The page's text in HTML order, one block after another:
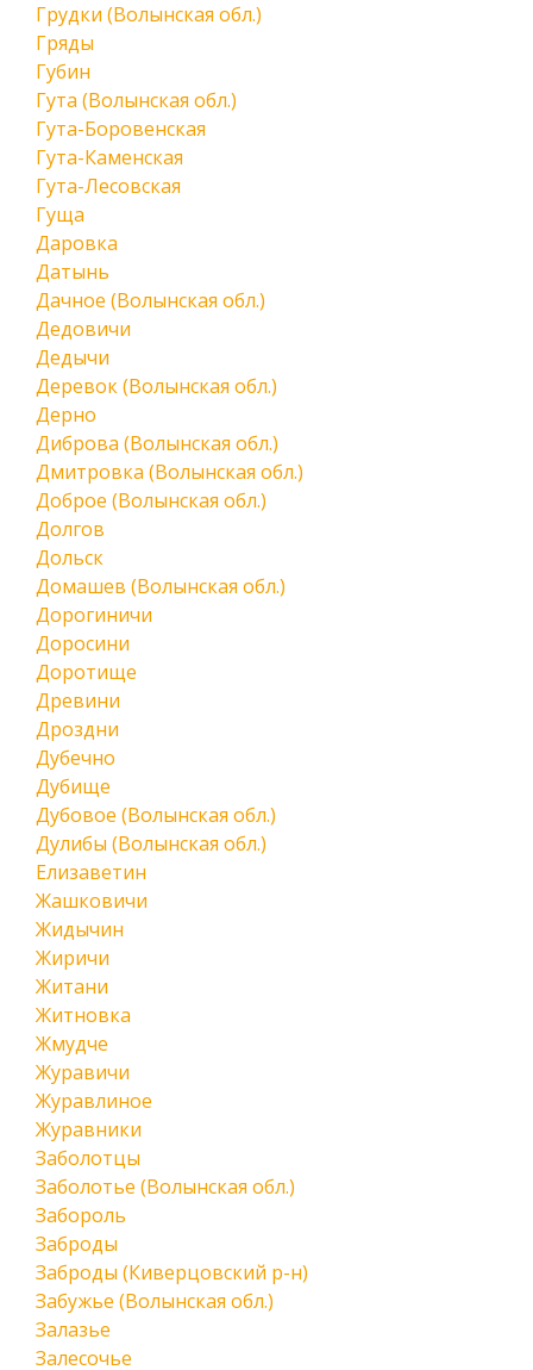
Грудки (Волынская обл.)
Гряды
Губин
Гута (Волынская обл.)
Гута-Боровенская
Гута-Каменская
Гута-Лесовская
Гуща
Даровка
Датынь
Дачное (Волынская обл.)
Дедовичи
Дедычи
Деревок (Волынская обл.)
Дерно
Диброва (Волынская обл.)
Дмитровка (Волынская обл.)
Доброе (Волынская обл.)
Долгов
Дольск
Домашев (Волынская обл.)
Дорогиничи
Доросини
Доротище
Древини
Дроздни
Дубечно
Дубище
Дубовое (Волынская обл.)
Дулибы (Волынская обл.)
Елизаветин
Жашковичи
Жидычин
Жиричи
Житани
Житновка
Жмудче
Журавичи
Журавлиное
Журавники
Заболотцы
Заболотье (Волынская обл.)
Забороль
Заброды
Заброды (Киверцовский р-н)
Забужье (Волынская обл.)
Залазье
Залесочье